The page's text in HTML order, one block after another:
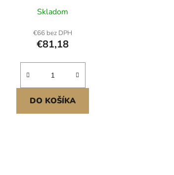
výsuvným tácem a plastovými
krmítky, kolečka, pro papoušky,
sýkory modřinky, korely, kanáry,
andulky a coleopteryx Prostorná
ptačí klec Pohodlný
Skladom
€66 bez DPH
€81,18
DO KOŠÍKA